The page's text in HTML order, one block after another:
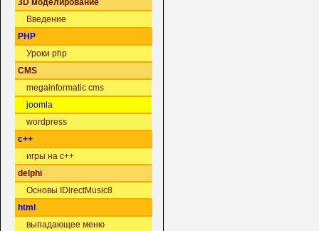
3D моделирование
Введение
PHP
Уроки php
CMS
megainformatic cms
joomla
wordpress
c++
игры на c++
delphi
Основы IDirectMusic8
html
выпадающее меню